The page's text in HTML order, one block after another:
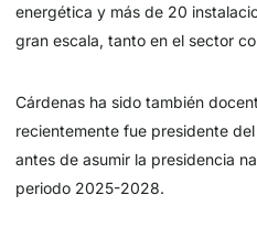
energética y más de 20
gran escala, tanto en el sector
Cárdenas ha sido también
recientemente fue presidente
antes de asumir la presidencia
periodo 2025-2028.